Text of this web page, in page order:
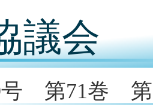
議会
号 第71巻 第